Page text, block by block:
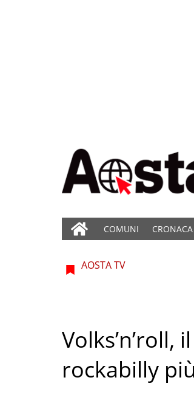
COMUNI CRONACA
AOSTA TV
rockabilly